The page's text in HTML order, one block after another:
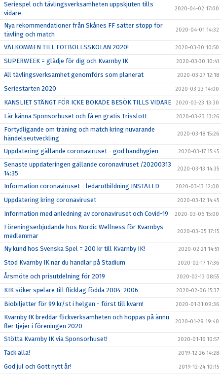
Seriespel och tävlingsverksamheten uppskjuten tills
vidare
2020-04-02 17:00
Nya rekommendationer från Skånes FF sätter stopp för
tävling och match
2020-04-01 14:32
VÄLKOMMEN TILL FOTBOLLSSKOLAN 2020! 2020-03-30 10:50
SUPERWEEK = glädje för dig och Kvarnby IK 2020-03-30 10:41
All tävlingsverksamhet genomförs som planerat 2020-03-27 12:18
Seriestarten 2020 2020-03-23 14:00
KANSLIET STÄNGT FÖR ICKE BOKADE BESÖK TILLS VIDARE 2020-03-23 13:30
Lär känna Sponsorhuset och få en gratis Trisslott 2020-03-23 13:26
Förtydligande om träning och match kring nuvarande
händelseutveckling
2020-03-18 15:26
Uppdatering gällande coronaviruset - god handhygien 2020-03-17 15:45
Senaste uppdateringen gällande coronaviruset /20200313
14:35
2020-03-13 14:35
Information coronaviruset - ledarutbildning INSTÄLLD 2020-03-13 12:00
Uppdatering kring coronaviruset 2020-03-12 14:45
Information med anledning av coronaviruset och Covid-19 2020-03-06 15:00
Föreningserbjudande hos Nordic Wellness för Kvarnbys
medlemmar
2020-03-05 17:15
Ny kund hos Svenska Spel = 200 kr till Kvarnby IK! 2020-02-21 14:51
Stöd Kvarnby IK när du handlar på Stadium 2020-02-17 17:36
Årsmöte och prisutdelning för 2019 2020-02-13 08:55
KIK söker spelare till flicklag födda 2004-2006 2020-02-06 15:37
Biobiljetter för 99 kr/st i helgen - först till kvarn! 2020-01-31 09:36
Kvarnby IK breddar flickverksamheten och hoppas på ännu
fler tjejer i föreningen 2020
2020-01-29 19:40
Stötta Kvarnby IK via Sponsorhuset! 2020-01-16 10:57
Tack alla! 2019-12-26 14:28
God jul och Gott nytt år! 2019-12-24 10:15